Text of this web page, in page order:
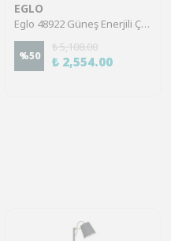
EGLO
Eglo 48922 Güneş Enerjili Çime Saplama Bahçe Aydınlatması Solar Aydınlatma Ip44
%50
₺ 5,108.00
₺ 2,554.00